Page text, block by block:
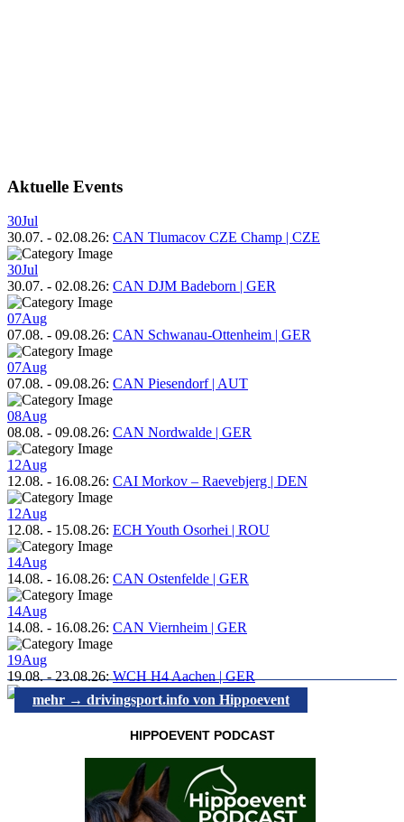
Aktuelle Events
30Jul
30.07. - 02.08.26: CAN Tlumacov CZE Champ | CZE
30Jul
30.07. - 02.08.26: CAN DJM Badeborn | GER
07Aug
07.08. - 09.08.26: CAN Schwanau-Ottenheim | GER
07Aug
07.08. - 09.08.26: CAN Piesendorf | AUT
08Aug
08.08. - 09.08.26: CAN Nordwalde | GER
12Aug
12.08. - 16.08.26: CAI Morkov – Raevebjerg | DEN
12Aug
12.08. - 15.08.26: ECH Youth Osorhei | ROU
14Aug
14.08. - 16.08.26: CAN Ostenfelde | GER
14Aug
14.08. - 16.08.26: CAN Viernheim | GER
19Aug
19.08.-23.08.26:WCH H4 Aachen | GER
mehr → drivingsport.info von Hippoevent
HIPPOEVENT PODCAST